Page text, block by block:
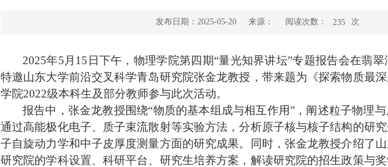
发布日期：2025-05-20 来源： 阅读次数： 235 次
2025年5月15日下午，物理学院第四期“量光知界讲坛”专题报告会在翡翠
特邀山东大学前沿交叉科学青岛研究院张金龙教授，带来题为《探索物质最
学院2022级本科生及部分教师参与此次活动。
报告中，张金龙教授围绕“物质的基本组成与相互作用”，阐述粒子物理
通过高能极化电子、质子束流散射等实验方法，分析原子核与核子结构的研
子自旋动力学和中子皮厚度测量方面的研究成果。同时，张金龙教授介绍了
研究院的学科设置、科研平台、研究生培养方案，解读研究院的招生政策与